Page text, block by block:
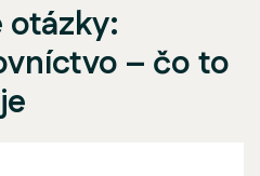
otázky:
– čo to